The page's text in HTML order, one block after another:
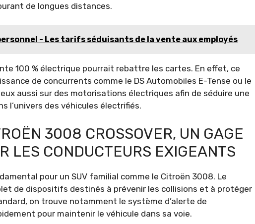
de longues distances.
- Les tarifs séduisants de la vente aux employés
100 % électrique pourrait rebattre les cartes. En effet, ce
de concurrents comme le DS Automobiles E-Tense ou le
aussi sur des motorisations électriques afin de séduire une
l’univers des véhicules électrifiés.
3008 CROSSOVER, UN GAGE
LES CONDUCTEURS EXIGEANTS
pour un SUV familial comme le Citroën 3008. Le
de dispositifs destinés à prévenir les collisions et à protéger
on trouve notamment le système d’alerte de
pour maintenir le véhicule dans sa voie.